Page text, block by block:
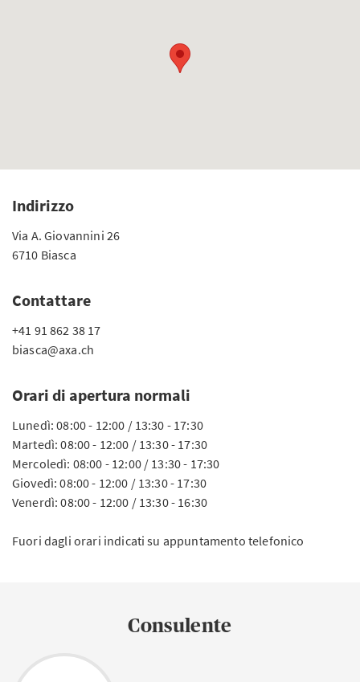
Indirizzo
Via A. Giovannini 26
6710 Biasca
Contattare
+41 91 862 38 17
biasca@axa.ch
Orari di apertura normali
Lunedì: 08:00 - 12:00 / 13:30 - 17:30
Martedì: 08:00 - 12:00 / 13:30 - 17:30
Mercoledì: 08:00 - 12:00 / 13:30 - 17:30
Giovedì: 08:00 - 12:00 / 13:30 - 17:30
Venerdì: 08:00 - 12:00 / 13:30 - 16:30
Fuori dagli orari indicati su appuntamento telefonico
Consulente